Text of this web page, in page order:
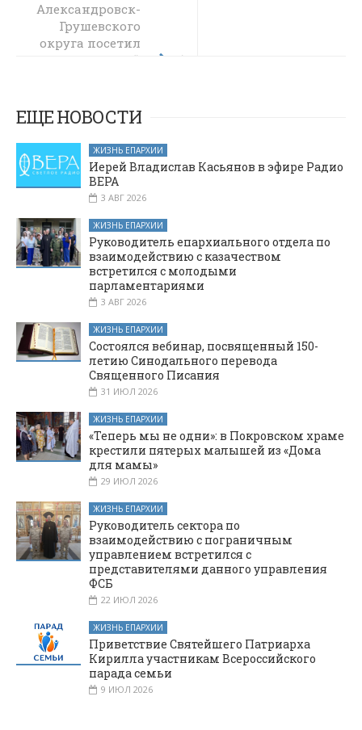
партнеров и
получить
поддержку: опыт
предпринимателей
Александровск-
Грушевского
округа посетил
праздничный
Дню защиты
детей
ЕЩЕ НОВОСТИ
ЖИЗНЬ ЕПАРХИИ
Иерей Владислав Касьянов в эфире Радио
ВЕРА
3 АВГ 2026
ЖИЗНЬ ЕПАРХИИ
Руководитель епархиального отдела по
взаимодействию с казачеством
встретился с молодыми
парламентариями
3 АВГ 2026
ЖИЗНЬ ЕПАРХИИ
Состоялся вебинар, посвященный 150-
летию Синодального перевода
Священного Писания
31 ИЮЛ 2026
ЖИЗНЬ ЕПАРХИИ
«Теперь мы не одни»: в Покровском храме
крестили пятерых малышей из «Дома
для мамы»
29 ИЮЛ 2026
ЖИЗНЬ ЕПАРХИИ
Руководитель сектора по
взаимодействию с пограничным
управлением встретился с
представителями данного управления
ФСБ
22 ИЮЛ 2026
ЖИЗНЬ ЕПАРХИИ
Приветствие Святейшего Патриарха
Кирилла участникам Всероссийского
парада семьи
9 ИЮЛ 2026